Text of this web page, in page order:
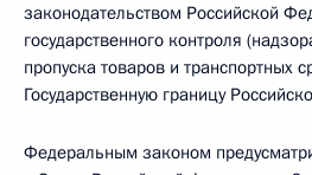
законодательством Российской
государственного контроля
пропуска товаров и транспортных
Государственную границу
Федеральным законом